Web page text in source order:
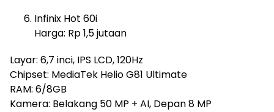
Infinix Hot 60i
Harga: Rp 1,5 jutaan
Layar: 6,7 inci, IPS LCD, 120Hz
Chipset: MediaTek Helio G81 Ultimate
RAM: 6/8GB
Kamera: Belakang 50 MP + AI, Depan 8 MP